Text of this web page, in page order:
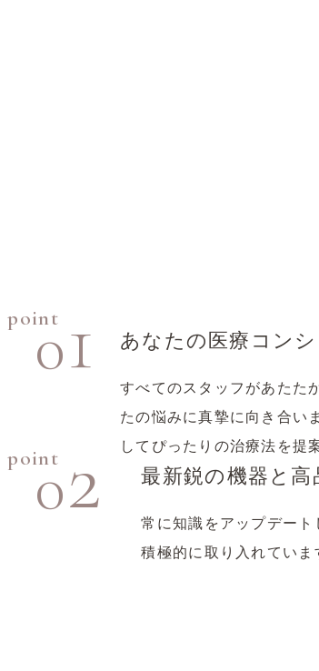
point
01 あなたの医療コン
すべてのスタッフがあたた
たの悩みに真摯に向き合い
してぴったりの治療法を提
point
02 最新鋭の機器と高
常に知識をアップデート
積極的に取り入れていま